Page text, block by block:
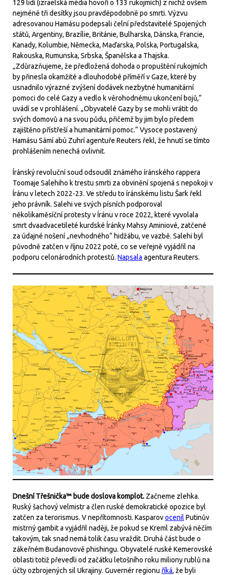
129 lidí (izraelská média hovoří o 133 rukojmích) z nichž ovšem
nejméně tři desítky jsou pravděpodobně po smrti. Výzvu
adresovanou Hamásu podepsali čelní představitelé Spojených
států, Argentiny, Brazílie, Británie, Bulharska, Dánska, Francie,
Kanady, Kolumbie, Německa, Maďarska, Polska, Portugalska,
Rakouska, Rumunska, Srbska, Španělska a Thajska.
„Zdůrazňujeme, že předložená dohoda o propuštění rukojmích
by přinesla okamžité a dlouhodobé příměří v Gaze, které by
usnadnilo výrazné zvýšení dodávek nezbytné humanitární
pomoci do celé Gazy a vedlo k věrohodnému ukončení bojů,“
uvádí se v prohlášení. „Obyvatelé Gazy by se mohli vrátit do
svých domovů a na svou půdu, přičemž by jim bylo předem
zajištěno přístřeší a humanitární pomoc.“ Vysoce postavený
Hamásu Sámí abú Zuhrí agentuře Reuters řekl, že hnutí se tímto
prohlášením nenechá ovlivnit.
Íránský revoluční soud odsoudil známého íránského rappera
Toomaje Salehiho k trestu smrti za obvinění spojená s nepokoji v
Íránu v letech 2022-23. Ve středu to íránskému listu Šark řekl
jeho právník. Salehi ve svých písních podporoval
několikaměsíční protesty v Íránu v roce 2022, které vyvolala
smrt dvaadvacetileté kurdské Íránky Mahsy Aminiové, zatčené
za údajné nošení „nevhodného“ hidžábu, ve vazbě. Salehi byl
původně zatčen v říjnu 2022 poté, co se veřejně vyjádřil na
podporu celonárodních protestů. Napsala agentura Reuters.
Dnešní Třešnička™ bude doslova komplot. Začneme zlehka.
Ruský šachový velmistr a člen ruské demokratické opozice byl
zatčen za terorismus. V nepřítomnosti. Kasparovocenil Putinův
mistrný gambit a vyjádřil naději, že pokud se Kreml zabývá něčím
takovým, tak snad nemá tolik času vraždit. Druhá část bude o
zákeřném Budanovově phishingu. Obyvatelé ruské Kemerovské
oblasti totiž převedli od začátku letošního roku miliony rublů na
účty ozbrojených sil Ukrajiny. Guvernér regionu říká, že byli